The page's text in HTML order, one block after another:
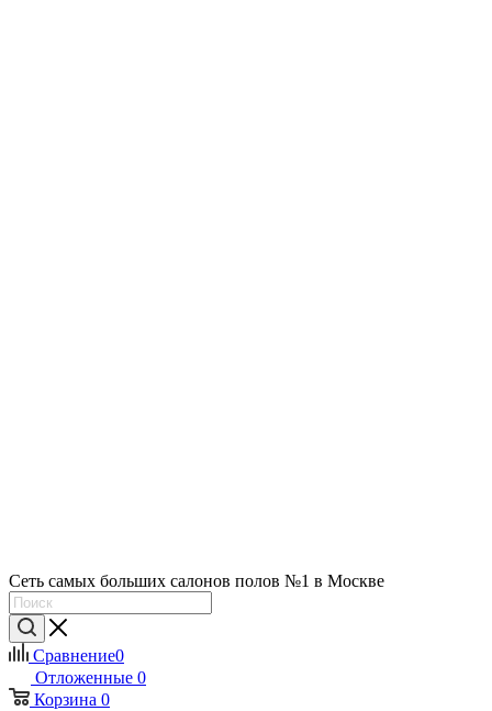
Сеть самых больших салонов полов №1 в Москве
Сравнение0
Отложенные 0
Корзина 0